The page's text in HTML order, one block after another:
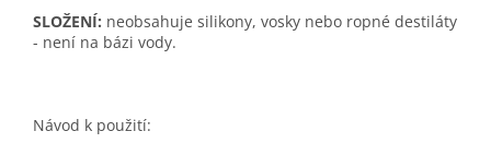
SLOŽENÍ: neobsahuje silikony, vosky nebo ropné destiláty
- není na bázi vody.
Návod k použití: